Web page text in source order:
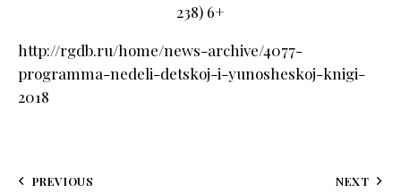
238) 6+
http://rgdb.ru/home/news-archive/4077-
programma-nedeli-detskoj-i-yunosheskoj-knigi-
2018
PREVIOUS NEXT